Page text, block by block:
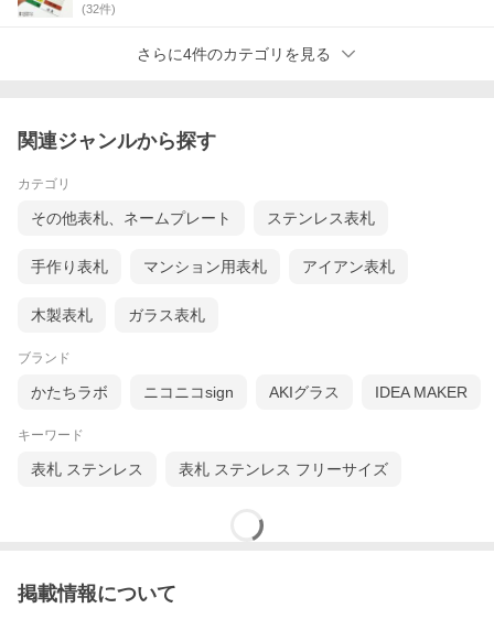
(32件)
さらに4件のカテゴリを見る
関連ジャンルから探す
カテゴリ
その他表札、ネームプレート ステンレス表札
手作り表札 マンション用表札 アイアン表札
木製表札 ガラス表札
ブランド
かたちラボ ニコニコsign AKIグラス IDEA MAKER
キーワード
表札 ステンレス 表札 ステンレス フリーサイズ
掲載情報について